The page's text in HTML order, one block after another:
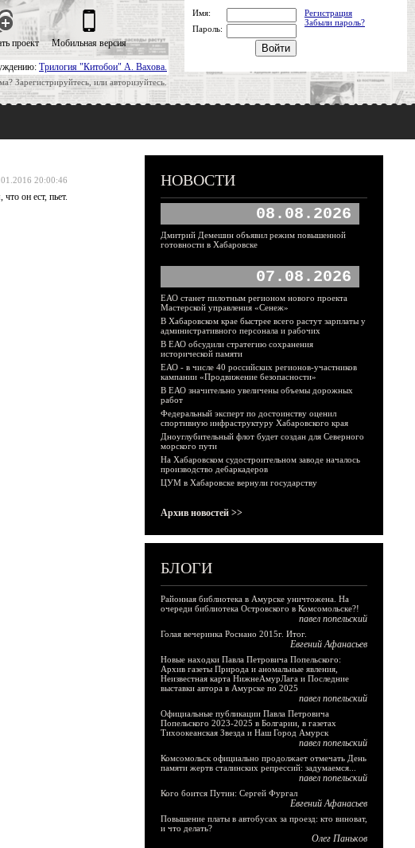
Трилогия "Китобои" А. Вахова.
Зарегистрируйтесь, или авторизуйтесь.
проект Мобильная версия
Имя:
Регистрация
Забыли пароль?
Пароль:
20:00:46
он ест, пьет.
НОВОСТИ
08.08.2026
Дмитрий Демешин объявил режим повышенной
готовности в Хабаровске
07.08.2026
ЕАО станет пилотным регионом нового проекта
Мастерской управления «Сенеж»
В Хабаровском крае быстрее всего растут зарплаты у
административного персонала и рабочих
В ЕАО обсудили стратегию сохранения
исторической памяти
ЕАО - в числе 40 российских регионов-участников
кампании «Продвижение безопасности»
В ЕАО значительно увеличены объемы дорожных
работ
Федеральный эксперт по достоинству оценил
спортивную инфраструктуру Хабаровского края
Дноуглубительный флот будет создан для Северного
морского пути
На Хабаровском судостроительном заводе началось
производство дебаркадеров
ЦУМ в Хабаровске вернули государству
Архив новостей >>
БЛОГИ
Районная библиотека в Амурске уничтожена. На
очереди библиотека Островского в Комсомольске?!
павел попельский
Голая вечеринка Роснано 2015г. Итог.
Евгений Афанасьев
Новые находки Павла Петровича Попельского:
Архив газеты Природа и аномальные явления,
Неизвестная карта НижнеАмурЛага и Последние
выставки автора в Амурске по 2025
павел попельский
Официальные публикации Павла Петровича
Попельского 2023-2025 в Болгарии, в газетах
Тихоокеанская Звезда и Наш Город Амурск
павел попельский
Комсомольск официально продолжает отмечать День
памяти жертв сталинских репрессий: задумаемся...
павел попельский
Кого боится Путин: Сергей Фургал
Евгений Афанасьев
Повышение платы в автобусах за проезд: кто виноват,
и что делать?
Олег Паньков